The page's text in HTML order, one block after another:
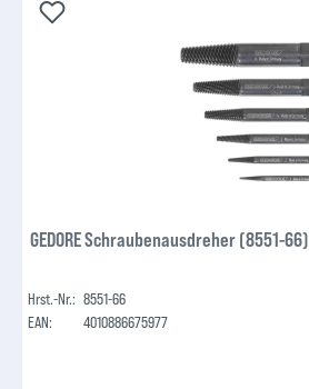
GEDORE Schraubenausdreher (8551-66)
Hrst.-Nr.: 8551-66
EAN:
4010886675977